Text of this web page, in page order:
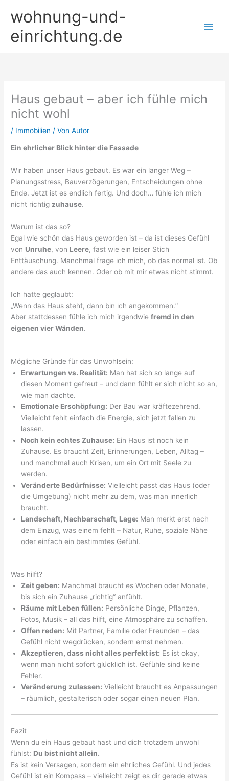
Inhaltwohnung-und-
einrichtung.de
Haus gebaut – aber ich fühle mich
nicht wohl
/ Immobilien / VonAutor
Ein ehrlicher Blick hinter die Fassade
Wir haben unser Haus gebaut. Es war ein langer Weg –
Planungsstress, Bauverzögerungen, Entscheidungen ohne
Ende. Jetzt ist es endlich fertig. Und doch… fühle ich mich
nicht richtig zuhause.
Warum ist das so?
Egal wie schön das Haus geworden ist – da ist dieses Gefühl
von Unruhe, von Leere, fast wie ein leiser Stich
Enttäuschung. Manchmal frage ich mich, ob das normal ist. Ob
andere das auch kennen. Oder ob mit mir etwas nicht stimmt.
Ich hatte geglaubt:
„Wenn das Haus steht, dann bin ich angekommen.“
Aber stattdessen fühle ich mich irgendwiefremd in den
eigenen vier Wänden.
Mögliche Gründe für das Unwohlsein:
Erwartungen vs. Realität: Man hat sich so lange auf
diesen Moment gefreut – und dann fühlt er sich nicht so an,
wie man dachte.
Emotionale Erschöpfung: Der Bau war kräftezehrend.
Vielleicht fehlt einfach die Energie, sich jetzt fallen zu
lassen.
Noch kein echtes Zuhause: Ein Haus ist noch kein
Zuhause. Es braucht Zeit, Erinnerungen, Leben, Alltag –
und manchmal auch Krisen, um ein Ort mit Seele zu
werden.
Veränderte Bedürfnisse: Vielleicht passt das Haus (oder
die Umgebung) nicht mehr zu dem, was man innerlich
braucht.
Landschaft, Nachbarschaft, Lage: Man merkt erst nach
dem Einzug, was einem fehlt – Natur, Ruhe, soziale Nähe
oder einfach ein bestimmtes Gefühl.
Was hilft?
Zeit geben: Manchmal braucht es Wochen oder Monate,
bis sich ein Zuhause „richtig“ anfühlt.
Räume mit Leben füllen: Persönliche Dinge, Pflanzen,
Fotos, Musik – all das hilft, eine Atmosphäre zu schaffen.
Offen reden: Mit Partner, Familie oder Freunden – das
Gefühl nicht wegdrücken, sondern ernst nehmen.
Akzeptieren, dass nicht alles perfekt ist: Es ist okay,
wenn man nicht sofort glücklich ist. Gefühle sind keine
Fehler.
Veränderung zulassen: Vielleicht braucht es Anpassungen
– räumlich, gestalterisch oder sogar einen neuen Plan.
Fazit
Wenn du ein Haus gebaut hast und dich trotzdem unwohl
fühlst: Du bist nicht allein.
Es ist kein Versagen, sondern ein ehrliches Gefühl. Und jedes
Gefühl ist ein Kompass – vielleicht zeigt es dir gerade etwas